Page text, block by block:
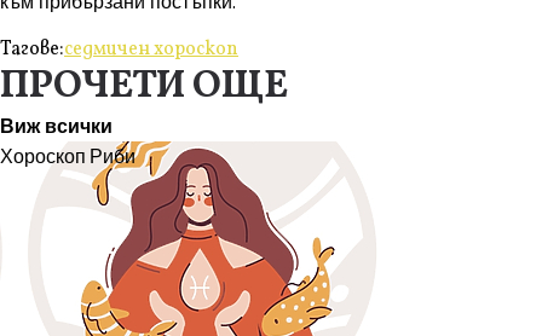
Тагове:седмичен хороскоп
ПРОЧЕТИ ОЩЕ
Виж всички
Хороскоп Риби